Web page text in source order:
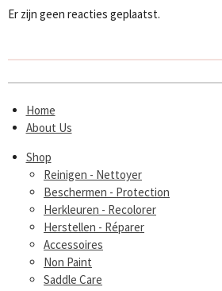
Er zijn geen reacties geplaatst.
Home
About Us
Shop
Reinigen - Nettoyer
Beschermen - Protection
Herkleuren - Recolorer
Herstellen - Réparer
Accessoires
Non Paint
Saddle Care